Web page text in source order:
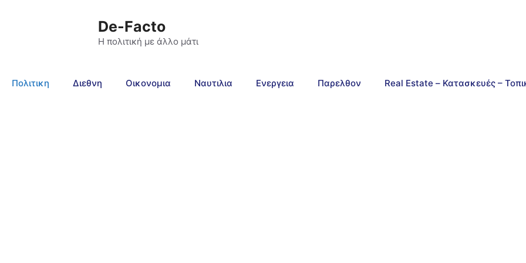
De-Facto
Η πολιτική με άλλο μάτι
Πολιτικη Διεθνη Οικονομια Ναυτιλια Ενεργεια Παρελθον Real Estate – Κατασκευές –